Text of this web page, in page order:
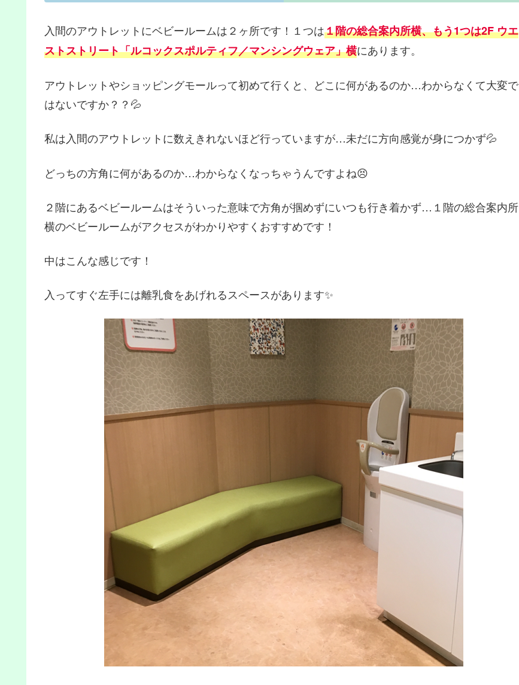
入間のアウトレットにベビールームは２ヶ所です！１つは１階の総合案内所横、もう1つは2F ウエ
ストストリート「ルコックスポルティフ／マンシングウェア」横にあります。
アウトレットやショッピングモールって初めて行くと、どこに何があるのか…わからなくて大変で
はないですか？？💦
私は入間のアウトレットに数えきれないほど行っていますが…未だに方向感覚が身につかず💦
どっちの方角に何があるのか…わからなくなっちゃうんですよね😣
２階にあるベビールームはそういった意味で方角が掴めずにいつも行き着かず…１階の総合案内所
横のベビールームがアクセスがわかりやすくおすすめです！
中はこんな感じです！
入ってすぐ左手には離乳食をあげれるスペースがあります✨